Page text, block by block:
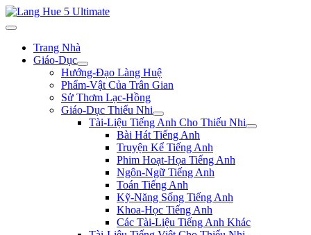
Trang Nhà
Giáo-Dục
Hướng-Đạo Làng Huệ
Phẩm-Vật Của Trân Gian
Sử Thơm Lạc-Hồng
Giáo-Dục Thiếu Nhi
Tài-Liệu Tiếng Anh Cho Thiếu Nhi
Bài Hát Tiếng Anh
Truyện Kể Tiếng Anh
Phim Hoạt-Họa Tiếng Anh
Ngôn-Ngữ Tiếng Anh
Toán Tiếng Anh
Kỹ-Năng Sống Tiếng Anh
Khoa-Học Tiếng Anh
Các Tài-Liệu Tiếng Anh Khác